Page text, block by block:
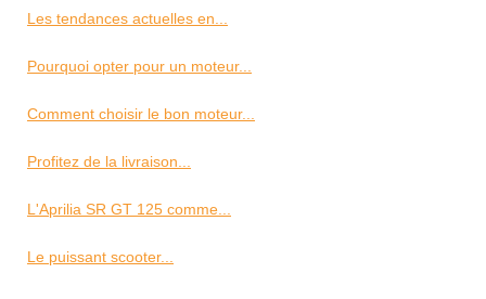
Les tendances actuelles en...
Pourquoi opter pour un moteur...
Comment choisir le bon moteur...
Profitez de la livraison...
L'Aprilia SR GT 125 comme...
Le puissant scooter...